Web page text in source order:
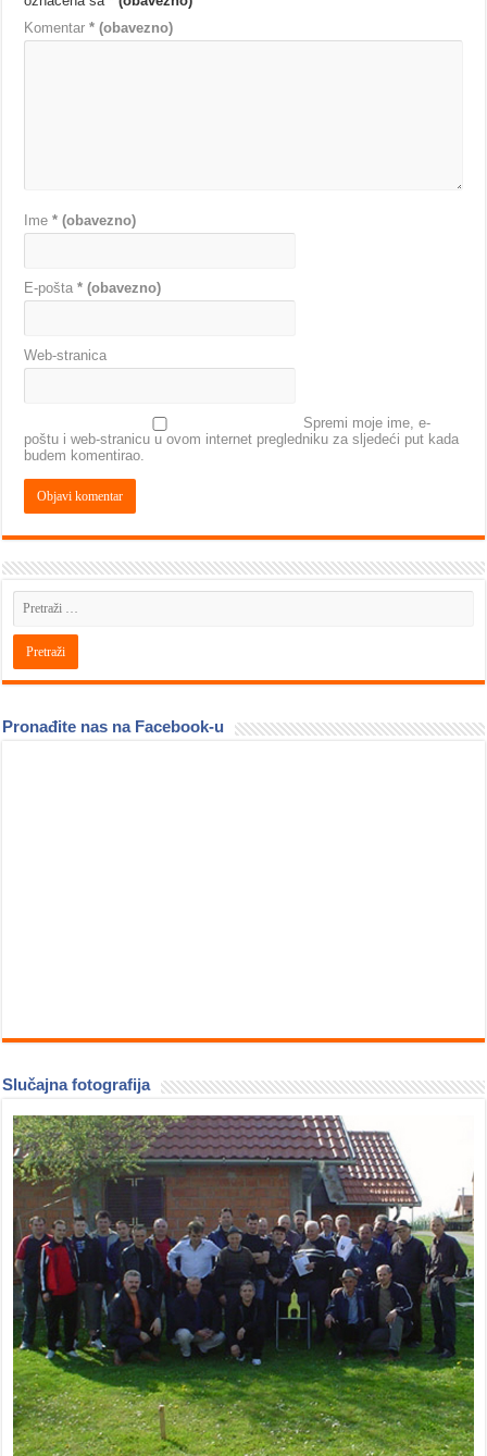
Komentar* (obavezno)
Ime* (obavezno)
E-pošta* (obavezno)
Web-stranica
Spremi moje ime, e-
poštu i web-stranicu u ovom internet pregledniku za sljedeći put kada
budem komentirao.
Pronađite nas na Facebook-u
Slučajna fotografija